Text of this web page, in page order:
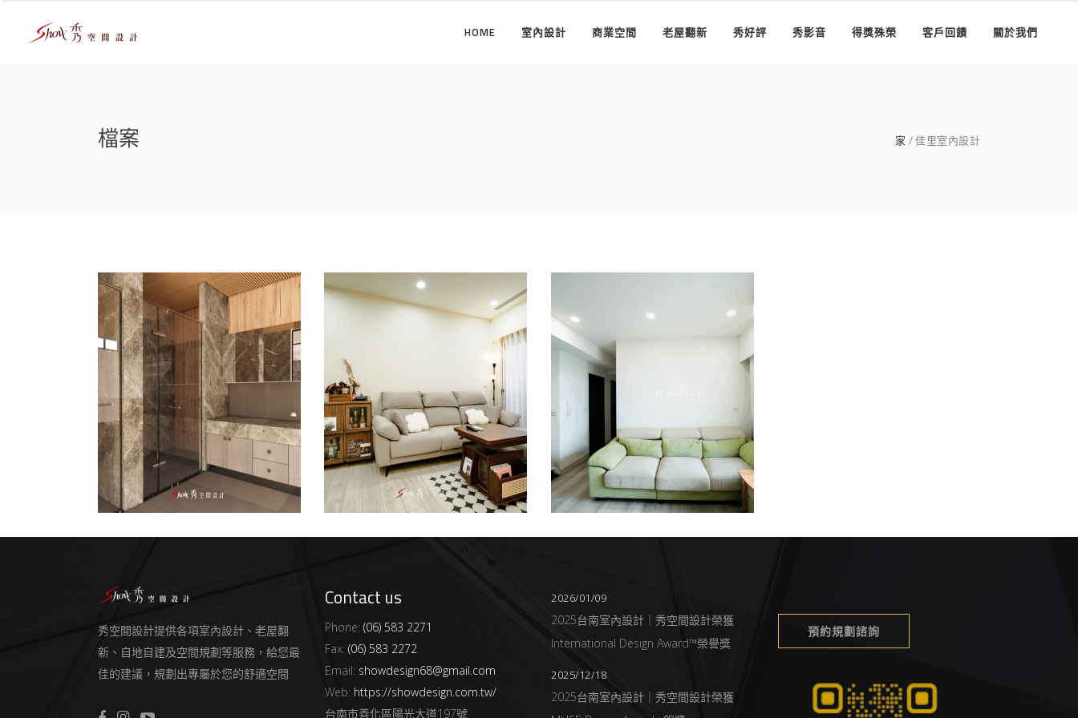
HOME 室內設計 商業空間 老屋翻新 秀好評 秀影音 得獎殊榮 客戶回饋 關於我們
檔案 家 佳里室內設計
台南安南室內設計｜安
南透天裝潢×翡翠森林
客餐廳/室內設計 /新成屋/書房/
透天
新市室內設計推薦｜新
市裝潢公司首選｜新市
江宅
室內設計
善化室內設計公司推薦
｜善化裝潢公司｜盧宅
公寓/大樓
秀空間設計提供各項室內設計、老屋翻
新、自地自建及空間規劃等服務，給您最
佳的建議，規劃出專屬於您的舒適空間
Contact us
Phone: (06) 583 2271
Fax: (06) 583 2272
Email: showdesign68@gmail.com
Web: https://showdesign.com.tw/
台南市善化區陽光大道197號
2026/01/09
2025台南室內設計｜秀空間設計榮獲
International Design Award™榮譽獎
2025/12/18
2025台南室內設計｜秀空間設計榮獲
預約規劃諮詢